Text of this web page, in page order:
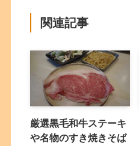
関連記事
厳選黒毛和牛ステーキ
や名物のすき焼きそば